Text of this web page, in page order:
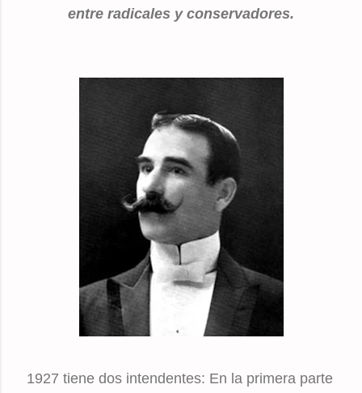
entre radicales y conservadores.
1927 tiene dos intendentes: En la primera parte